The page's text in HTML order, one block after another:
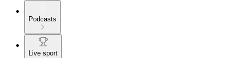
Podcasts
Live sport